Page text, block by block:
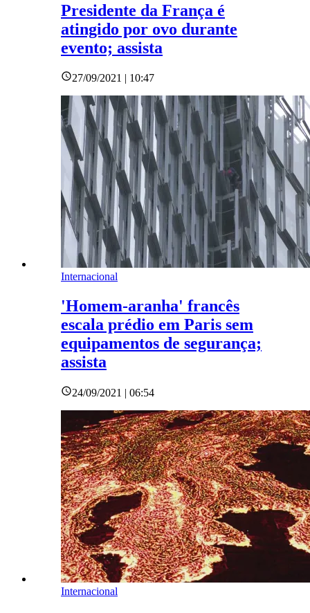
Presidente da França é
atingido por ovo durante
evento; assista
27/09/2021 | 10:47
Internacional
'Homem-aranha' francês
escala prédio em Paris sem
equipamentos de segurança;
assista
24/09/2021 | 06:54
Internacional